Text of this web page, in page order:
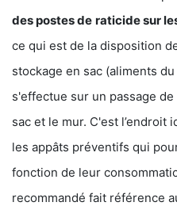
des postes de raticide sur
ce qui est de la disposition
stockage en sac (aliments
s'effectue sur un passage
sac et le mur. C'est l’endroit
les appâts préventifs qui
fonction de leur
recommandé fait référence